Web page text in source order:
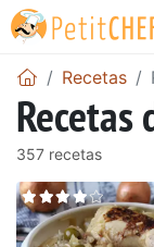
Recetas
Recetas
357 recetas